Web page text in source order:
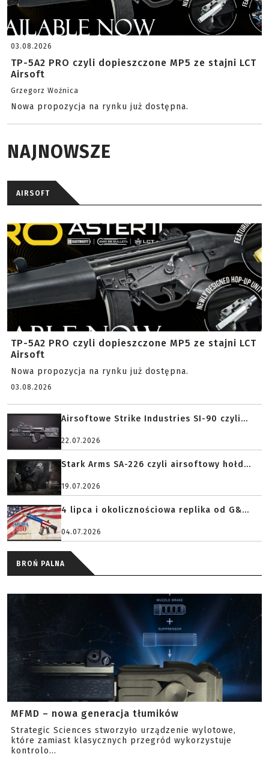
03.08.2026
TP-5A2 PRO czyli dopieszczone MP5 ze stajni LCT
Airsoft
Grzegorz Woźnica
Nowa propozycja na rynku już dostępna.
NAJNOWSZE
AIRSOFT
TP-5A2 PRO czyli dopieszczone MP5 ze stajni LCT
Airsoft
Nowa propozycja na rynku już dostępna.
03.08.2026
Airsoftowe Strike Industries SI-90 czyli...
22.07.2026
Stark Arms SA-226 czyli airsoftowy hołd...
19.07.2026
4 lipca i okolicznościowa replika od G&...
04.07.2026
BROŃ PALNA
MFMD – nowa generacja tłumików
Strategic Sciences stworzyło urządzenie wylotowe,
które zamiast klasycznych przegród wykorzystuje
kontrolo...